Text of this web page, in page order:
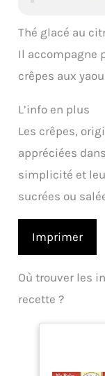
Thé glacé au
Il accompagne
crêpes aux
L’info en plus
Les crêpes,
appréciées
simplicité et
sucrées ou
Imprimer
Où trouver les
recette ?